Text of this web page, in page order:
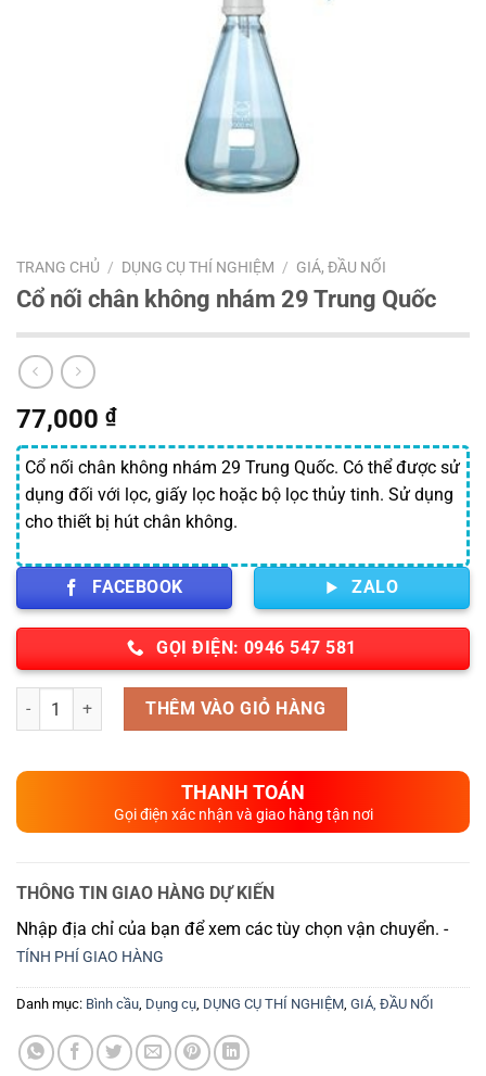
TRANG CHỦ / DỤNG CỤ THÍ NGHIỆM / GIÁ, ĐẦU NỐI
Cổ nối chân không nhám 29 Trung Quốc
77,000 ₫
Cổ nối chân không nhám 29 Trung Quốc. Có thể được sử
dụng đối với lọc, giấy lọc hoặc bộ lọc thủy tinh. Sử dụng
cho thiết bị hút chân không.
FACEBOOK ZALO
GỌI ĐIỆN: 0946 547 581
Số lượng THÊM VÀO GIỎ HÀNG
THANH TOÁN
Gọi điện xác nhận và giao hàng tận nơi
THÔNG TIN GIAO HÀNG DỰ KIẾN
Nhập địa chỉ của bạn để xem các tùy chọn vận chuyển. -
TÍNH PHÍ GIAO HÀNG
Danh mục: Bình cầu Dụng cụ DỤNG CỤ THÍ NGHIỆM GIÁ, ĐẦU NỐI